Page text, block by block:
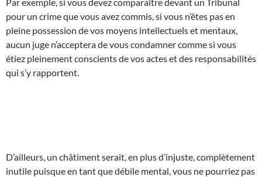
pour un crime que vous avez commis, si vous n’êtes pas en
pleine possession de vos moyens intellectuels et mentaux,
aucun juge n’acceptera de vous condamner comme si vous
étiez pleinement conscients de vos actes et des responsabilités
qui s’y rapportent.
D’ailleurs, un châtiment serait, en plus d’injuste, complètement
inutile puisque en tant que débile mental, vous ne pourriez pas